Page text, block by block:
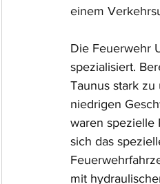
einem
Die Feuerwehr
spezialisiert.
Taunus stark
niedrigen
waren spezielle
sich das
mit